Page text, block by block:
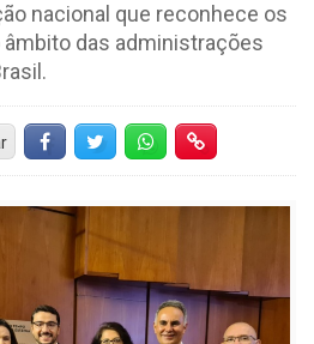
nacional que reconhece os
das administrações
FacebookTwitter Whatsapp